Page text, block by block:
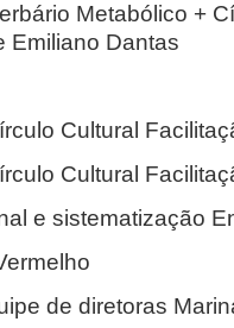
Metabólico +
Emiliano Dantas
Cultural
Cultural
e sistematização
de diretoras